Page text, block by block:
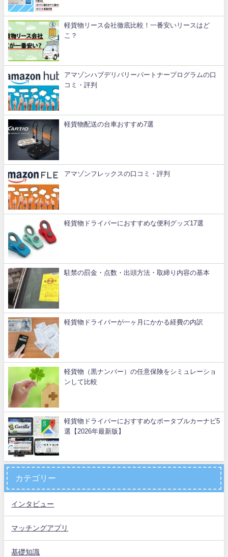
軽貨物リース会社徹底比較！一番安いリースはど
こ？
アマゾンハブデリバリーパートナープログラムの口
コミ・評判
軽貨物配送の台車おすすめ7選
アマゾンフレックスの口コミ・評判
軽貨物ドライバーにおすすめな便利グッズ17選
駐禁の罰金・点数・出頭方法・取締り内容の基本
軽貨物ドライバーが一ヶ月にかかる経費の内訳
軽貨物（黒ナンバー）の任意保険をシミュレーショ
ンして比較
軽貨物ドライバーにおすすめなポータブルカーナビ5
選【2026年最新版】
カテゴリー
インタビュー
マッチングアプリ
基礎知識